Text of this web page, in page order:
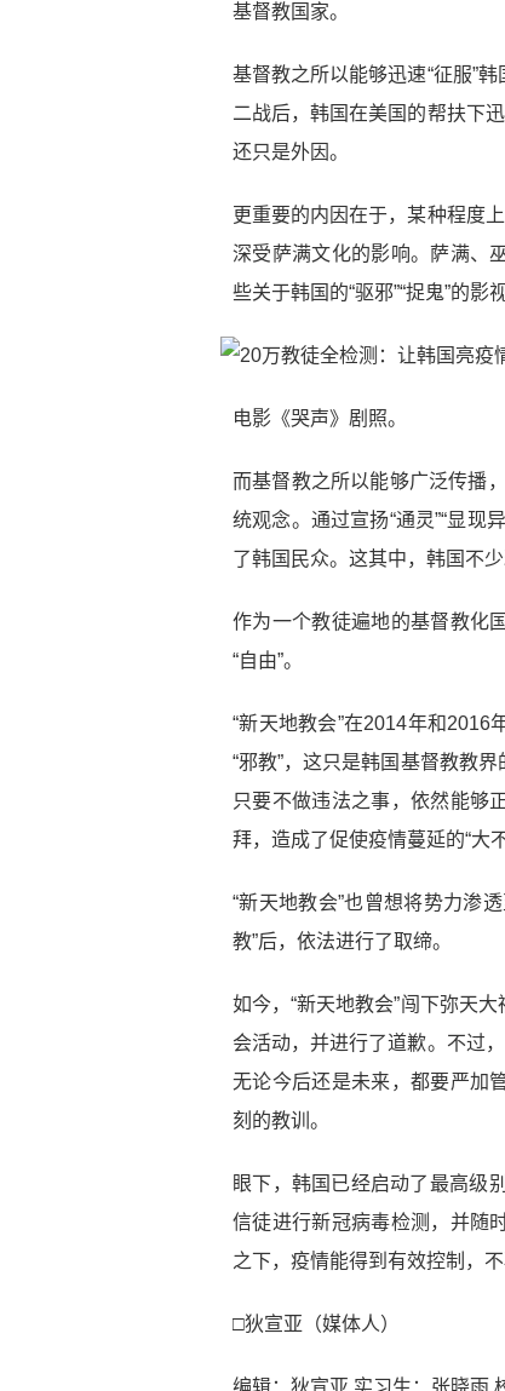
基督教国家。
基督教之所以能够迅速“征服”
二战后，韩国在美国的帮扶下
还只是外因。
更重要的内因在于，某种程度
深受萨满文化的影响。萨满、
些关于韩国的“驱邪”“捉鬼”的
电影《哭声》剧照。
而基督教之所以能够广泛传播
统观念。通过宣扬“通灵”“显现
了韩国民众。这其中，韩国不
作为一个教徒遍地的基督教化
“自由”。
“新天地教会”在2014年和
“邪教”，这只是韩国基督教教
只要不做违法之事，依然能够
拜，造成了促使疫情蔓延的“大不
“新天地教会”也曾想将势力渗
教”后，依法进行了取缔。
如今，“新天地教会”闯下弥天
会活动，并进行了道歉。不过
无论今后还是未来，都要严加
刻的教训。
眼下，韩国已经启动了最高级
信徒进行新冠病毒检测，并随
之下，疫情能得到有效控制，不
□狄宣亚（媒体人）
编辑：狄宣亚 实习生：张晓雨